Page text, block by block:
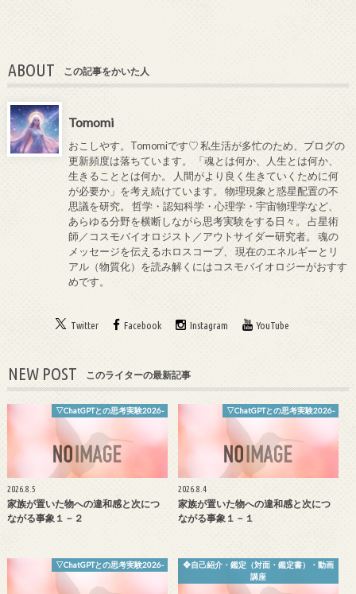
ABOUT この記事をかいた人
Tomomi
おこしやす。Tomomiです♡ 私生活が多忙のため、ブログの
更新頻度は落ちています。 「魂とは何か、人生とは何か、
生きることとは何か。 人間がより良く生きていくために何
が必要か」を考え続けています。 物理現象と惑星配置の不
思議を研究。 哲学・認知科学・心理学・宇宙物理学など、
あらゆる分野を横断しながら思考実験をする日々。 占星術
師／コスモバイオロジスト／アウトサイダー研究者。 魂の
メッセージを伝えるホロスコープ、 現在のエネルギーとリ
アル（物質化）を読み解くにはコスモバイオロジーがおすす
めです。
Twitter Facebook Instagram YouTube
NEW POST このライターの最新記事
▽ChatGPTとの思考実験2026-
2026.8.5
家族が置いた物への違和感と次につ
ながる事象１－２
▽ChatGPTとの思考実験2026-
2026.8.4
家族が置いた物への違和感と次につ
ながる事象１－１
▽ChatGPTとの思考実験2026-
❖自己紹介・鑑定（対面・鑑定書）・動画
講座